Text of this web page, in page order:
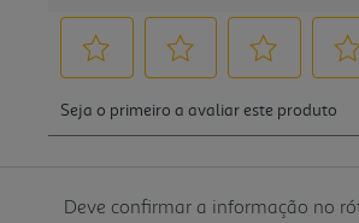
Deve confirmar a informação no